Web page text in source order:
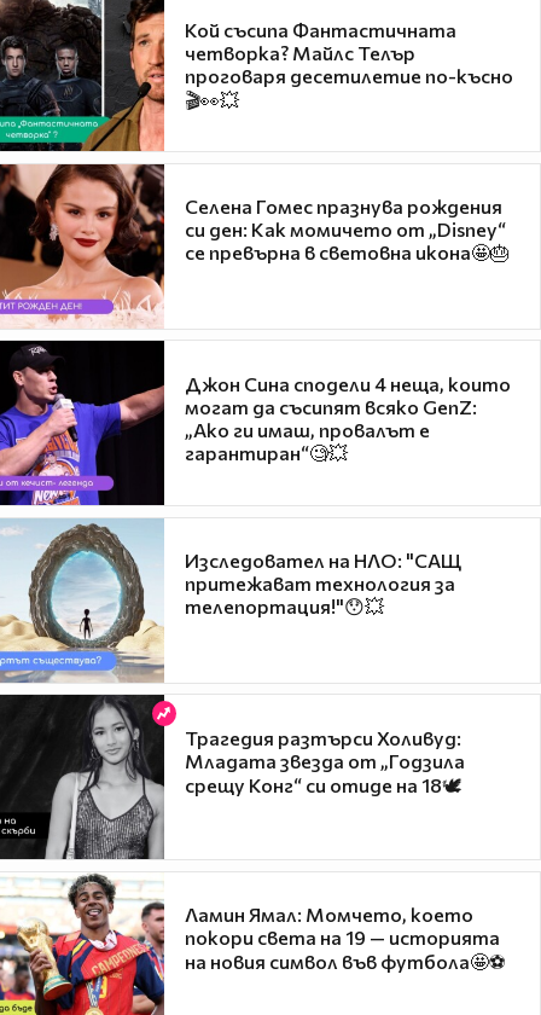
Кой съсипа Фантастичната
четворка? Майлс Телър
проговаря десетилетие по-късно
🎬👀💥
Селена Гомес празнува рождения
си ден: Как момичето от „Disney“
се превърна в световна икона🤩🎂
Джон Сина сподели 4 неща, които
могат да съсипят всяко GenZ:
„Ако ги имаш, провалът е
гарантиран“🧐💥
Изследовател на НЛО: "САЩ
притежават технология за
телепортация!"😯💥
Трагедия разтърси Холивуд:
Младата звезда от „Годзила
срещу Конг“ си отиде на 18🕊️
Ламин Ямал: Момчето, което
покори света на 19 — историята
на новия символ във футбола🤩⚽